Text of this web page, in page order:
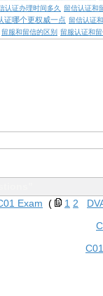
认证办理时间多久 留信认证和
证哪个更权威一点 留信认证
留服和留信的区别 留服认证和
Exam ( 1 2